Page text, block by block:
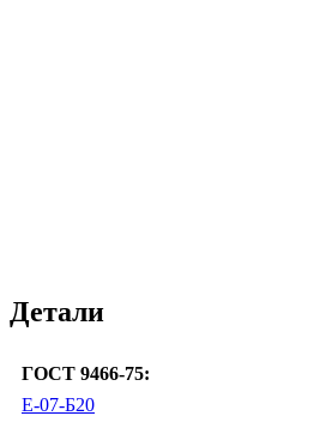
Детали
ГОСТ 9466-75:
Е-07-Б20